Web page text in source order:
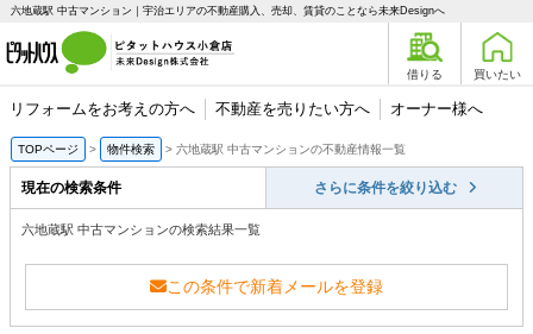
六地蔵駅 中古マンション｜宇治エリアの不動産購入、売却、賃貸のことなら未来Designへ
借りる 買いたい
リフォームをお考えの方へ 不動産を売りたい方へ オーナー様へ
TOPページ 物件検索 六地蔵駅 中古マンションの不動産情報一覧
現在の検索条件 さらに条件を絞り込む
六地蔵駅 中古マンションの検索結果一覧
この条件で新着メールを登録